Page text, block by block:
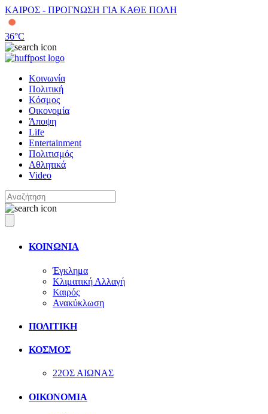
ΚΑΙΡΟΣ - ΠΡΟΓΝΩΣΗ ΓΙΑ ΚΑΘΕ ΠΟΛΗ
36°C
Κοινωνία
Πολιτική
Κόσμος
Οικονομία
Άποψη
Life
Entertainment
Πολιτισμός
Αθλητικά
Video
ΚΟΙΝΩΝΙΑ
Έγκλημα
Κλιματική Αλλαγή
Καιρός
Ανακύκλωση
ΠΟΛΙΤΙΚΗ
ΚΟΣΜΟΣ
22ΟΣ ΑΙΩΝΑΣ
ΟΙΚΟΝΟΜΙΑ